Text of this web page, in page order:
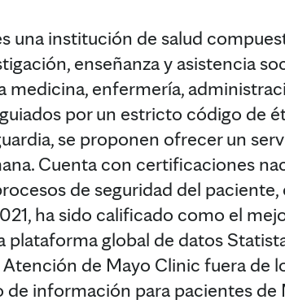
una institución de salud
enseñanza y asistencia
medicina, enfermería,
por un estricto código de
se proponen ofrecer un
Cuenta con certificaciones
de seguridad del
ha sido calificado como el
plataforma global de datos
de Mayo Clinic fuera de
información para pacientes de